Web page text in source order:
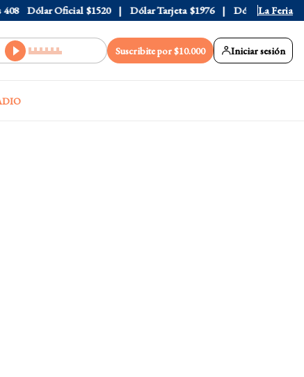
Dólar Oficial $1520 Dólar Tarjeta $1976 Dólar Blue $1530
La Feria
Suscribite por $10.000 Iniciar sesión